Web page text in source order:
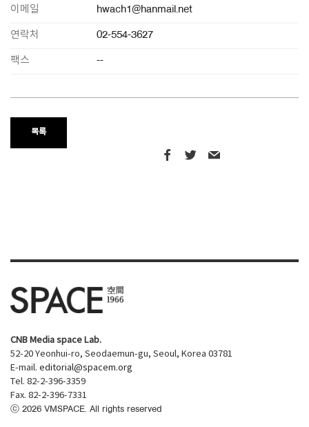
이메일 hwach1@hanmail.net
연락처 02-554-3627
팩스 --
목록
CNB Media space Lab.
52-20 Yeonhui-ro, Seodaemun-gu, Seoul, Korea 03781
E-mail. editorial@spacem.org
Tel. 82-2-396-3359
Fax. 82-2-396-7331
ⓒ 2026 VMSPACE. All rights reserved